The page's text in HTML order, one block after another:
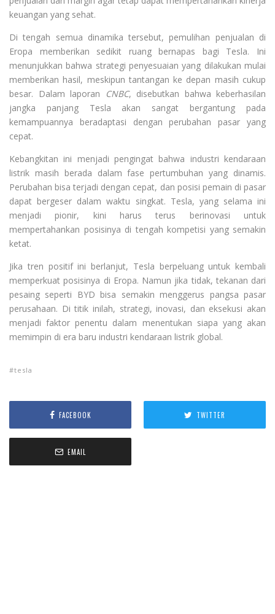
keuangan yang sehat.
Di tengah semua dinamika tersebut, pemulihan penjualan di
Eropa memberikan sedikit ruang bernapas bagi Tesla. Ini
menunjukkan bahwa strategi penyesuaian yang dilakukan mulai
memberikan hasil, meskipun tantangan ke depan masih cukup
besar. Dalam laporan
CNBC, disebutkan bahwa keberhasilan
jangka panjang Tesla akan sangat bergantung pada
kemampuannya beradaptasi dengan perubahan pasar yang
cepat.
Kebangkitan ini menjadi pengingat bahwa industri kendaraan
listrik masih berada dalam fase pertumbuhan yang dinamis.
Perubahan bisa terjadi dengan cepat, dan posisi pemain di pasar
dapat bergeser dalam waktu singkat. Tesla, yang selama ini
menjadi pionir, kini harus terus berinovasi untuk
mempertahankan posisinya di tengah kompetisi yang semakin
ketat.
Jika tren positif ini berlanjut, Tesla berpeluang untuk kembali
memperkuat posisinya di Eropa. Namun jika tidak, tekanan dari
pesaing seperti BYD bisa semakin menggerus pangsa pasar
perusahaan. Di titik inilah, strategi, inovasi, dan eksekusi akan
menjadi faktor penentu dalam menentukan siapa yang akan
memimpin di era baru industri kendaraan listrik global.
tesla
FACEBOOK TWITTER
EMAIL